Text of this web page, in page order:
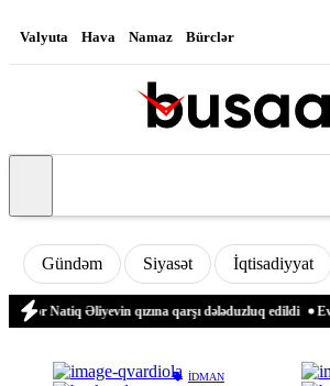
Valyuta Hava Namaz Bürclər
Gündəm Siyasət İqtisadiyyat
Natiq Əliyevin qızına qarşı dələduzluq edildi
İDMAN